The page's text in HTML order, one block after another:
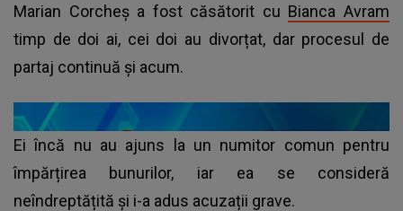
Marian Corcheș a fost căsătorit cu Bianca Avram
timp de doi ai, cei doi au divorțat, dar procesul de
partaj continuă și acum.
Ei încă nu au ajuns la un numitor comun pentru
împărțirea bunurilor, iar ea se consideră
neîndreptățită și i-a adus acuzații grave.